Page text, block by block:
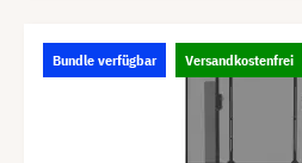
Bundle verfügbar Versandkostenfrei